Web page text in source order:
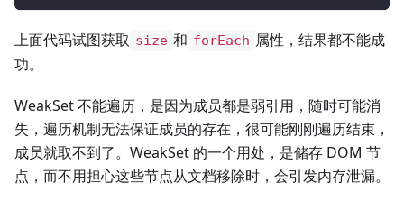
上面代码试图获取 size 和 forEach 属性，结果都不能成
功。
WeakSet 不能遍历，是因为成员都是弱引用，随时可能消
失，遍历机制无法保证成员的存在，很可能刚刚遍历结束，
成员就取不到了。WeakSet 的一个用处，是储存 DOM 节
点，而不用担心这些节点从文档移除时，会引发内存泄漏。